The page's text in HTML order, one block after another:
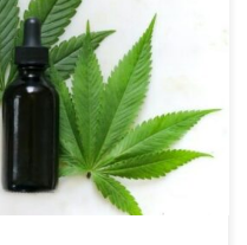
i Cannim zaopatrują
z Jamajki, co
leczenia dla pacjentów.
ogłosił, […]